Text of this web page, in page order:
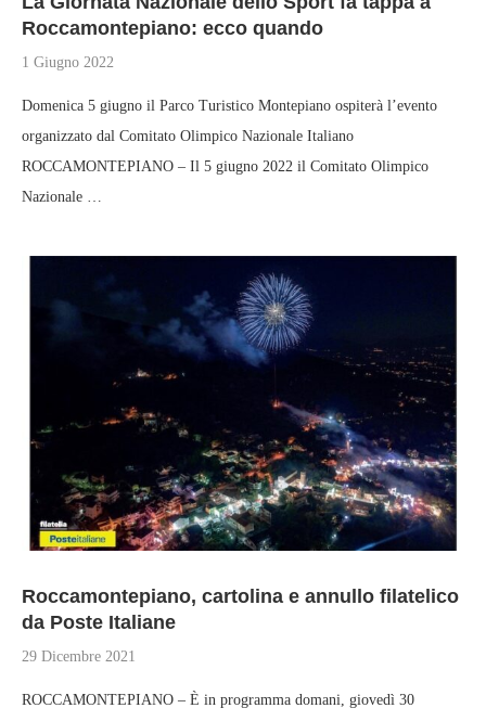
Roccamontepiano: ecco quando
1 Giugno 2022
Domenica 5 giugno il Parco Turistico Montepiano ospiterà l’evento
organizzato dal Comitato Olimpico Nazionale Italiano
ROCCAMONTEPIANO – Il 5 giugno 2022 il Comitato Olimpico
Nazionale …
Roccamontepiano, cartolina e annullo filatelico
da Poste Italiane
29 Dicembre 2021
ROCCAMONTEPIANO – È in programma domani, giovedì 30